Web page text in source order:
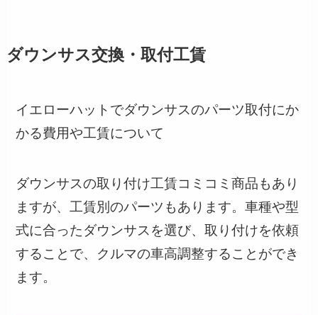
ダウンサス交換・取付工賃
イエローハットでダウンサスのパーツ取付にか
かる費用や工賃について
ダウンサスの取り付け工賃コミコミ商品もあり
ますが、工賃別のパーツもあります。車種や型
式に合ったダウンサスを選び、取り付けを依頼
することで、クルマの車高調整することができ
ます。